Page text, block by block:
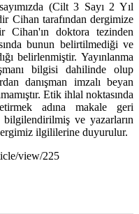
(Cilt 3 Sayı 2 Yıl
Cihan tarafından dergimize
Cihan'ın doktora tezinden
bunun belirtilmediği ve
belirlenmiştir. Yayınlanma
bilgisi dahilinde olup
danışman imzalı beyan
Etik ihlal noktasında
adına makale geri
bilgilendirilmiş ve yazarların
ilgililerine duyurulur.
view/225